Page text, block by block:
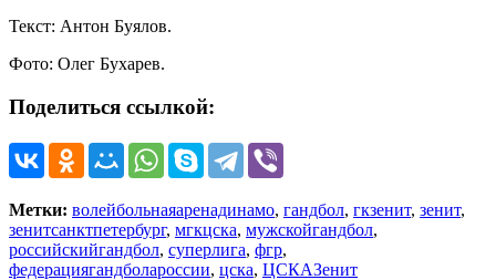
Текст: Антон Буялов.
Фото: Олег Бухарев.
Поделиться ссылкой:
Метки: волейбольнаяаренадинамо, гандбол, гкзенит, зенит,
зенитсанктпетербург, мгкцска, мужскойгандбол,
российскийгандбол, суперлига, фгр,
федерациягандболароссии, цска, ЦСКАЗенит